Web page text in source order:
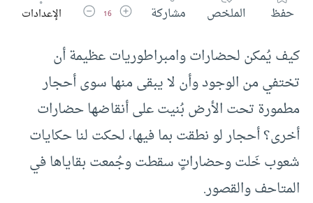
حفظ الملخص مشاركة زيادة حجم الخط
16 تقليل حجم الخط
الإعدادات
كيف يُمكن لحضارات وامبراطوريات عظيمة أن
تختفي من الوجود وأن لا يبقى منها سوى أحجار
مطمورة تحت الأرض بُنيت على أنقاضها حضارات
أخرى؟ أحجار لو نطقت بما فيها، لحكت لنا حكايات
شعوب خَلت وحضاراتٍ سقطت وجُمعت بقاياها في
المتاحف والقصور.